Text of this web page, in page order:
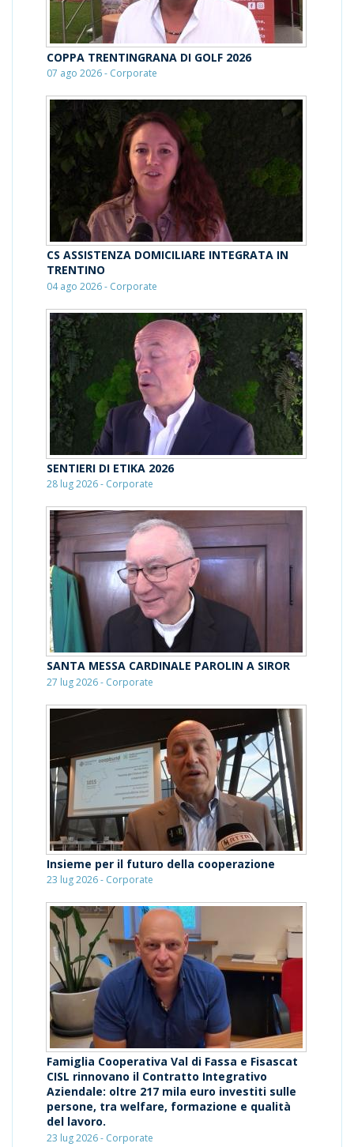
COPPA TRENTINGRANA DI GOLF 2026
07 ago 2026 - Corporate
CS ASSISTENZA DOMICILIARE INTEGRATA IN
TRENTINO
04 ago 2026 - Corporate
SENTIERI DI ETIKA 2026
28 lug 2026 - Corporate
SANTA MESSA CARDINALE PAROLIN A SIROR
27 lug 2026 - Corporate
Insieme per il futuro della cooperazione
23 lug 2026 - Corporate
Famiglia Cooperativa Val di Fassa e Fisascat
CISL rinnovano il Contratto Integrativo
Aziendale: oltre 217 mila euro investiti sulle
persone, tra welfare, formazione e qualità
del lavoro.
23 lug 2026 - Corporate